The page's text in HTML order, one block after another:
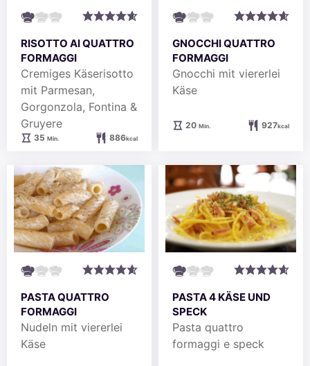
RISOTTO AI QUATTRO
FORMAGGI
Cremiges Käserisotto
mit Parmesan,
Gorgonzola, Fontina &
Gruyere
35Minuten
Min. 886kcal
GNOCCHI QUATTRO
FORMAGGI
Gnocchi mit viererlei
Käse
20Minuten
Min. 927kcal
PASTA QUATTRO
FORMAGGI
Nudeln mit viererlei
Käse
PASTA 4 KÄSE UND
SPECK
Pasta quattro
formaggi e speck